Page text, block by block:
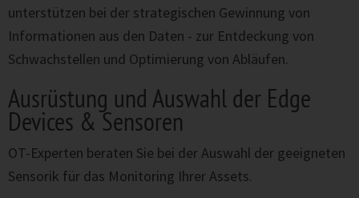
unterstützen bei der strategischen Gewinnung von
Informationen aus den Daten - zur Entdeckung von
Schwachstellen und Optimierung von Abläufen.
Ausrüstung und Auswahl der Edge
Devices & Sensoren
OT-Experten beraten Sie bei der Auswahl der geeigneten
Sensorik für das Monitoring Ihrer Assets.